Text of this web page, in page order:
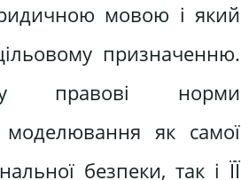
мовою і який
призначенню.
правові норми
моделювання як самої
безпеки, так і ЇЇ